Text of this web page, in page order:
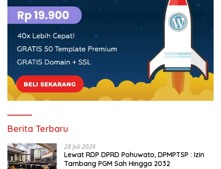
Berita Terbaru
28 Juli 2026
Lewat RDP DPRD Pohuwato, DPMPTSP : Izin
Tambang PGM Sah Hingga 2032